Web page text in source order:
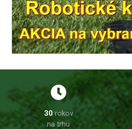
30rokov
na trhu